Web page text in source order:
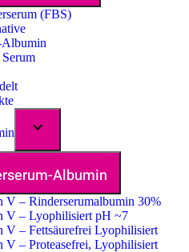
(FBS)
Albumin
Albumin
V – Rinderserumalbumin 30%
V – Lyophilisiert pH ~7
V – Fettsäurefrei Lyophilisiert
V – Proteasefrei, Lyophilisiert